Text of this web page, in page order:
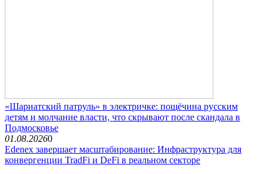
«Шариатский патруль» в электричке: пощёчина русским
детям и молчание власти, что скрывают после скандала в
Подмосковье
01.08.20260
Edenex завершает масштабирование: Инфраструктура для
конвергенции TradFi и DeFi в реальном секторе